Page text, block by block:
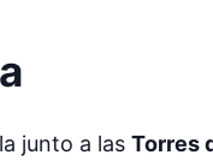
junto a las Torres